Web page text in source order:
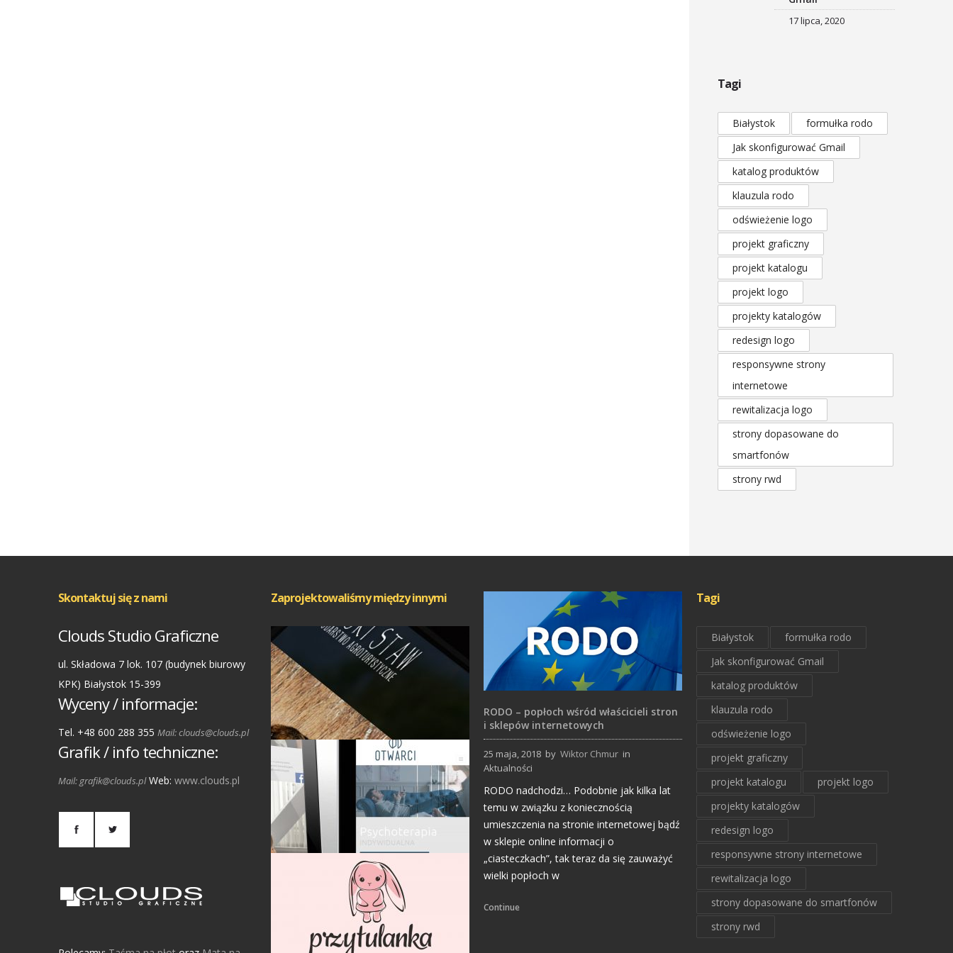
17 lipca, 2020
Tagi
Białystok
formułka rodo
Jak skonfigurować Gmail
katalog produktów
klauzula rodo
odświeżenie logo
projekt graficzny
projekt katalogu
projekt logo
projekty katalogów
redesign logo
responsywne strony
internetowe
rewitalizacja logo
strony dopasowane do
smartfonów
strony rwd
Skontaktuj się z nami
Clouds Studio Graficzne
ul. Składowa 7 lok. 107 (budynek biurowy
KPK) Białystok 15-399
Wyceny / informacje:
Tel. +48 600 288 355 Mail: clouds@clouds.pl
Grafik / info techniczne:
Mail: grafik@clouds.plWeb: www.clouds.pl
Zaprojektowaliśmy między innymi
Strony Internetowe
Strony Internetowe
RODO – popłoch wśród właścicieli stron
i sklepów internetowych
25 maja, 2018 by Wiktor Chmur in
Aktualności
RODO nadchodzi… Podobnie jak kilka lat
temu w związku z koniecznością
umieszczenia na stronie internetowej bądź
w sklepie online informacji o
„ciasteczkach”, tak teraz da się zauważyć
wielki popłoch w
Continue
Tagi
Białystok
formułka rodo
Jak skonfigurować Gmail
katalog produktów
klauzula rodo
odświeżenie logo
projekt graficzny
projekt katalogu
projekt logo
projekty katalogów
redesign logo
responsywne strony internetowe
rewitalizacja logo
strony dopasowane do smartfonów
strony rwd